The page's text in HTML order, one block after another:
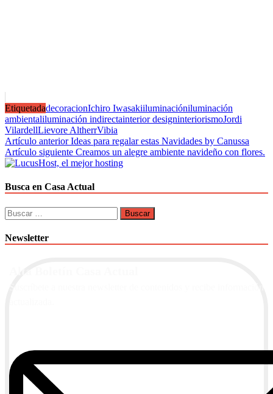
EtiquetadadecoracionIchiro Iwasakiiluminacióniluminación
ambientaliluminación indirectainterior designinteriorismoJordi
VilardellLievore AltherrVibia
Navegación
de
Artículo anterior Ideas para regalar estas Navidades by Canussa
Artículo siguiente Creamos un alegre ambiente navideño con flores.
Busca en Casa Actual
Buscar:
Newsletter